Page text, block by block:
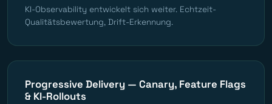
KI-Observability entwickelt sich weiter. Echtzeit-
Qualitätsbewertung, Drift-Erkennung.
Progressive Delivery — Canary, Feature Flags
& KI-Rollouts